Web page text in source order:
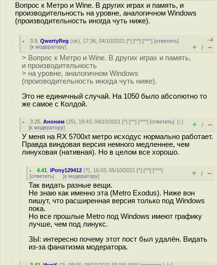
Вопрос к Метро и Wine. В других играх и память, и
производительность на уровне, аналогичном Windows
(производительность иногда чуть ниже).
3.9 ,QwertyReg (ok), 17:36, 04/10/2021 [^] [^^] [^^^] [ответить]
[к модератору]
–4
+ / –
> Вопрос к Метро и Wine. В других играх и память,
и производительность
> на уровне, аналогичном Windows
(производительность иногда чуть ниже).
Это не единичный случай. На 1050 было абсолютно то
же самое с Колдой.
3.25 ,Аноним (25), 19:43, 04/10/2021 [^] [^^] [^^^] [ответить][↓]
[к модератору] + / –
У меня на RX 5700xt метро исходус нормально работает.
Правда виндовая версия немного медленнее, чем
линуховая (нативная). Но в целом все хорошо.
4.41 ,iPony129412 (?), 16:03, 05/10/2021 [^] [^^] [^^^]
[ответить] [к модератору] + / –
Так видать разные вещи.
Не знаю как именно эта (Metro Exodus). Ниже вон
пишут, что расширенная версия только под Windows
пока.
Но все прошлые Metro под Windows имеют графику
лучше, чем под линукс.
ЗЫ: интересно почему этот пост был удалён. Видать
из-за фанатизма модератора.